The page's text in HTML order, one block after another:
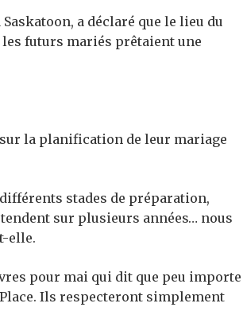
a déclaré que le lieu du
futurs mariés prêtaient une
la planification de leur mariage
stades de préparation,
sur plusieurs années… nous
elle.
pour mai qui dit que peu importe
Ils respecteront simplement